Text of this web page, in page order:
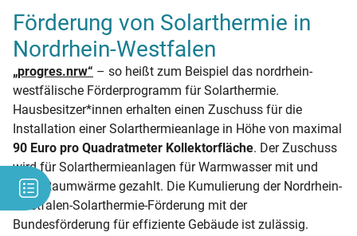
Förderung von Solarthermie in
Nordrhein-Westfalen
„progres.nrw“ – so heißt zum Beispiel das nordrhein-
westfälische Förderprogramm für Solarthermie.
Hausbesitzer*innen erhalten einen Zuschuss für die
Installation einer Solarthermieanlage in Höhe von maximal
90 Euro pro Quadratmeter Kollektorfläche. Der Zuschuss
wird für Solarthermieanlagen für Warmwasser mit und
ohne Raumwärme gezahlt. Die Kumulierung der Nordrhein-
Westfalen-Solarthermie-Förderung mit der
Bundesförderung für effiziente Gebäude ist zulässig.